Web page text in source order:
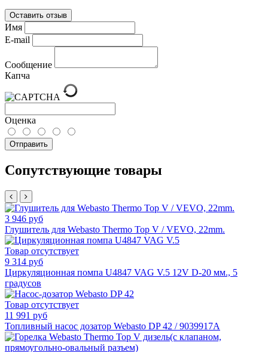
Оставить отзыв
Имя
E-mail
Сообщение
Капча
Оценка
Отправить
Сопутствующие товары
3 946 руб
Глушитель для Webasto Thermo Top V / VEVO, 22mm.
Товар отсутствует
9 314 руб
Циркуляционная помпа U4847 VAG V.5 12V D-20 мм., 5
градусов
Товар отсутствует
11 991 руб
Топливный насос дозатор Webasto DP 42 / 9039917A